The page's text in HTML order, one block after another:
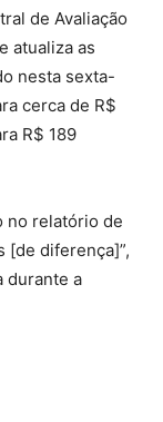
de Avaliação
atualiza as
nesta sexta-
cerca de R$
R$ 189
no relatório de
[de diferença]”,
durante a